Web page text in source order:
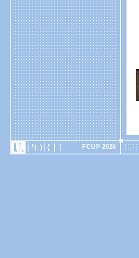
FCUP 2026